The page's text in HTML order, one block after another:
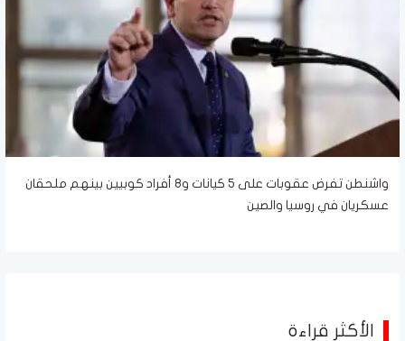
واشنطن تفرض عقوبات على 5 كيانات و8 أفراد كوبيين بينهم ملحقان
عسكريان في روسيا والصين
الأكثر قراءة